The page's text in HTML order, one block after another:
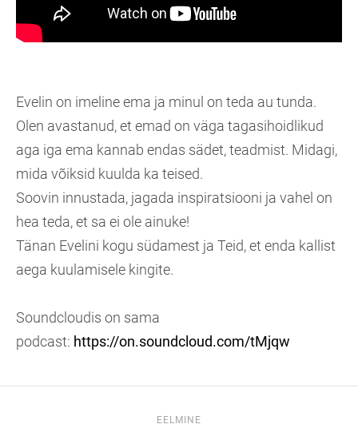
Evelin on imeline ema ja minul on teda au tunda.
Olen avastanud, et emad on väga tagasihoidlikud
aga iga ema kannab endas sädet, teadmist. Midagi,
mida võiksid kuulda ka teised.
Soovin innustada, jagada inspiratsiooni ja vahel on
hea teda, et sa ei ole ainuke!
Tänan Evelini kogu südamest ja Teid, et enda kallist
aega kuulamisele kingite.
Soundcloudis on sama
podcast: https://on.soundcloud.com/tMjqw
EELMINE